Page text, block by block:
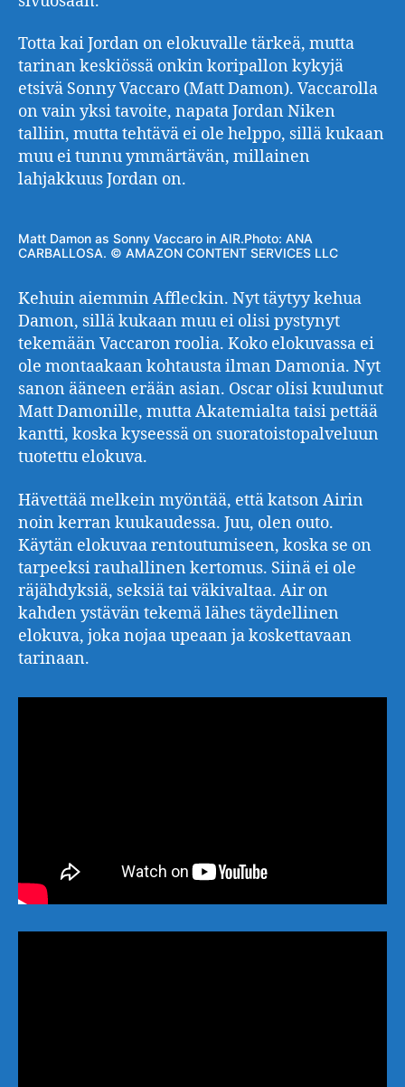
Totta kai Jordan on elokuvalle tärkeä, mutta
tarinan keskiössä onkin koripallon kykyjä
etsivä Sonny Vaccaro (Matt Damon). Vaccarolla
on vain yksi tavoite, napata Jordan Niken
talliin, mutta tehtävä ei ole helppo, sillä kukaan
muu ei tunnu ymmärtävän, millainen
lahjakkuus Jordan on.
Matt Damon as Sonny Vaccaro in AIR.Photo: ANA
CARBALLOSA. © AMAZON CONTENT SERVICES LLC
Kehuin aiemmin Affleckin. Nyt täytyy kehua
Damon, sillä kukaan muu ei olisi pystynyt
tekemään Vaccaron roolia. Koko elokuvassa ei
ole montaakaan kohtausta ilman Damonia. Nyt
sanon ääneen erään asian. Oscar olisi kuulunut
Matt Damonille, mutta Akatemialta taisi pettää
kantti, koska kyseessä on suoratoistopalveluun
tuotettu elokuva.
Hävettää melkein myöntää, että katson Airin
noin kerran kuukaudessa. Juu, olen outo.
Käytän elokuvaa rentoutumiseen, koska se on
tarpeeksi rauhallinen kertomus. Siinä ei ole
räjähdyksiä, seksiä tai väkivaltaa. Air on
kahden ystävän tekemä lähes täydellinen
elokuva, joka nojaa upeaan ja koskettavaan
tarinaan.